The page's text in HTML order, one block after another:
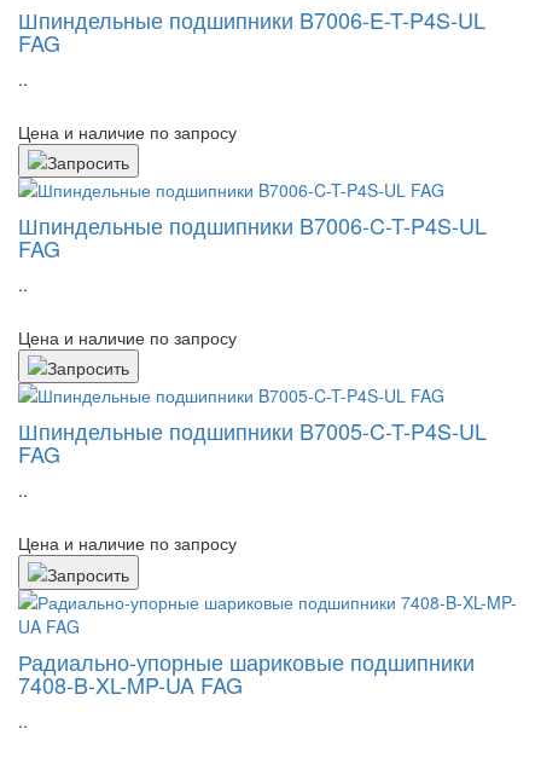
Шпиндельные подшипники B7006-E-T-P4S-UL
FAG
..
Цена и наличие по запросу
Шпиндельные подшипники B7006-C-T-P4S-UL
FAG
..
Цена и наличие по запросу
Шпиндельные подшипники B7005-C-T-P4S-UL
FAG
..
Цена и наличие по запросу
Радиально-упорные шариковые подшипники
7408-B-XL-MP-UA FAG
..